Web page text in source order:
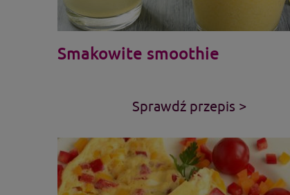
Smakowite smoothie
Sprawdź przepis >